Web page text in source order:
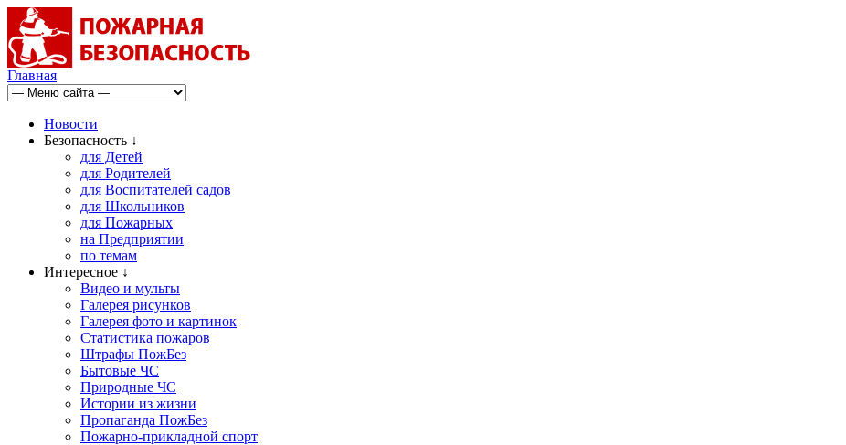
Главная
Новости
Безопасность ↓
для Детей
для Родителей
для Воспитателей садов
для Школьников
для Пожарных
на Предприятии
по темам
Интересное ↓
Видео и мульты
Галерея рисунков
Галерея фото и картинок
Статистика пожаров
Штрафы ПожБез
Бытовые ЧС
Природные ЧС
Истории из жизни
Пропаганда ПожБез
Пожарно-прикладной спорт